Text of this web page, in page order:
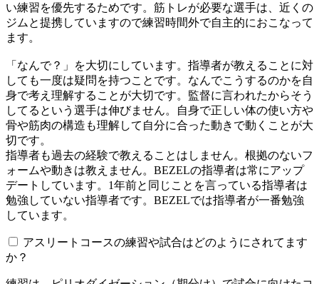
い練習を優先するためです。筋トレが必要な選手は、近くの
ジムと提携していますので練習時間外で自主的におこなって
ます。
「なんで？」を大切にしています。指導者が教えることに対
しても一度は疑問を持つことです。なんでこうするのかを自
身で考え理解することが大切です。監督に言われたからそう
してるという選手は伸びません。自身で正しい体の使い方や
骨や筋肉の構造も理解して自分に合った動きで動くことが大
切です。
指導者も過去の経験で教えることはしません。根拠のないフ
ォームや動きは教えません。BEZELの指導者は常にアップ
デートしています。1年前と同じことを言っている指導者は
勉強していない指導者です。BEZELでは指導者が一番勉強
しています。
アスリートコースの練習や試合はどのようにされてます
か？